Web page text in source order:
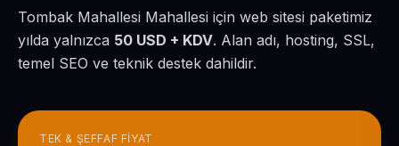
Tombak Mahallesi Mahallesi için web sitesi paketimiz
yılda yalnızca 50 USD + KDV. Alan adı, hosting, SSL,
temel SEO ve teknik destek dahildir.
TEK & ŞEFFAF FIYAT